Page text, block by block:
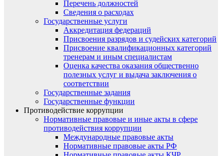
Перечень должностей
Сведения о расходах
Государственные услуги
Аккредитация федераций
Присвоения разрядов и судейских категорий
Присвоение квалификационных категорий
тренерам и иным специалистам
Оценка качества оказания общественно
полезных услуг и выдача заключения о
соответствии
Государственные задания
Государственные функции
Противодействие коррупции
Нормативные правовые и иные акты в сфере
противодействия коррупции
Международные правовые акты
Нормативные правовые акты РФ